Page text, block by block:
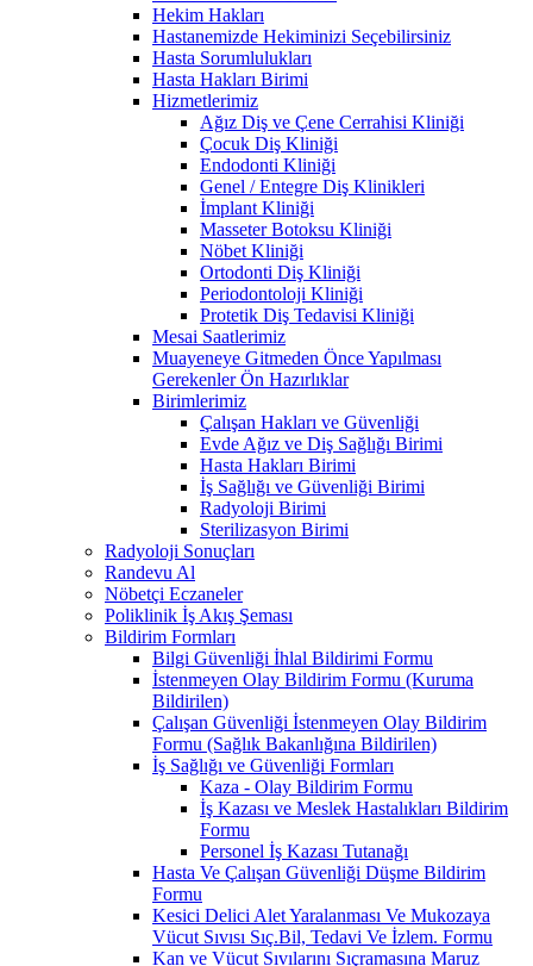
Hekim Hakları
Hastanemizde Hekiminizi Seçebilirsiniz
Hasta Sorumlulukları
Hasta Hakları Birimi
Hizmetlerimiz
Ağız Diş ve Çene Cerrahisi Kliniği
Çocuk Diş Kliniği
Endodonti Kliniği
Genel / Entegre Diş Klinikleri
İmplant Kliniği
Masseter Botoksu Kliniği
Nöbet Kliniği
Ortodonti Diş Kliniği
Periodontoloji Kliniği
Protetik Diş Tedavisi Kliniği
Mesai Saatlerimiz
Muayeneye Gitmeden Önce Yapılması
Gerekenler Ön Hazırlıklar
Birimlerimiz
Çalışan Hakları ve Güvenliği
Evde Ağız ve Diş Sağlığı Birimi
Hasta Hakları Birimi
İş Sağlığı ve Güvenliği Birimi
Radyoloji Birimi
Sterilizasyon Birimi
Radyoloji Sonuçları
Randevu Al
Nöbetçi Eczaneler
Poliklinik İş Akış Şeması
Bildirim Formları
Bilgi Güvenliği İhlal Bildirimi Formu
İstenmeyen Olay Bildirim Formu (Kuruma
Bildirilen)
Çalışan Güvenliği İstenmeyen Olay Bildirim
Formu (Sağlık Bakanlığına Bildirilen)
İş Sağlığı ve Güvenliği Formları
Kaza - Olay Bildirim Formu
İş Kazası ve Meslek Hastalıkları Bildirim
Formu
Personel İş Kazası Tutanağı
Hasta Ve Çalışan Güvenliği Düşme Bildirim
Formu
Kesici Delici Alet Yaralanması Ve Mukozaya
Vücut Sıvısı Sıç.Bil, Tedavi Ve İzlem. Formu
Kan ve Vücut Sıvılarını Sıçramasına Maruz